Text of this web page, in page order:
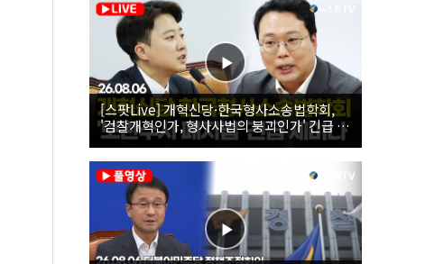
[스팟Live] 개혁신당·한국형사소송법학회,
'검찰개혁인가, 형사사법의 붕괴인가' 긴급 세
미나｜26.08.06